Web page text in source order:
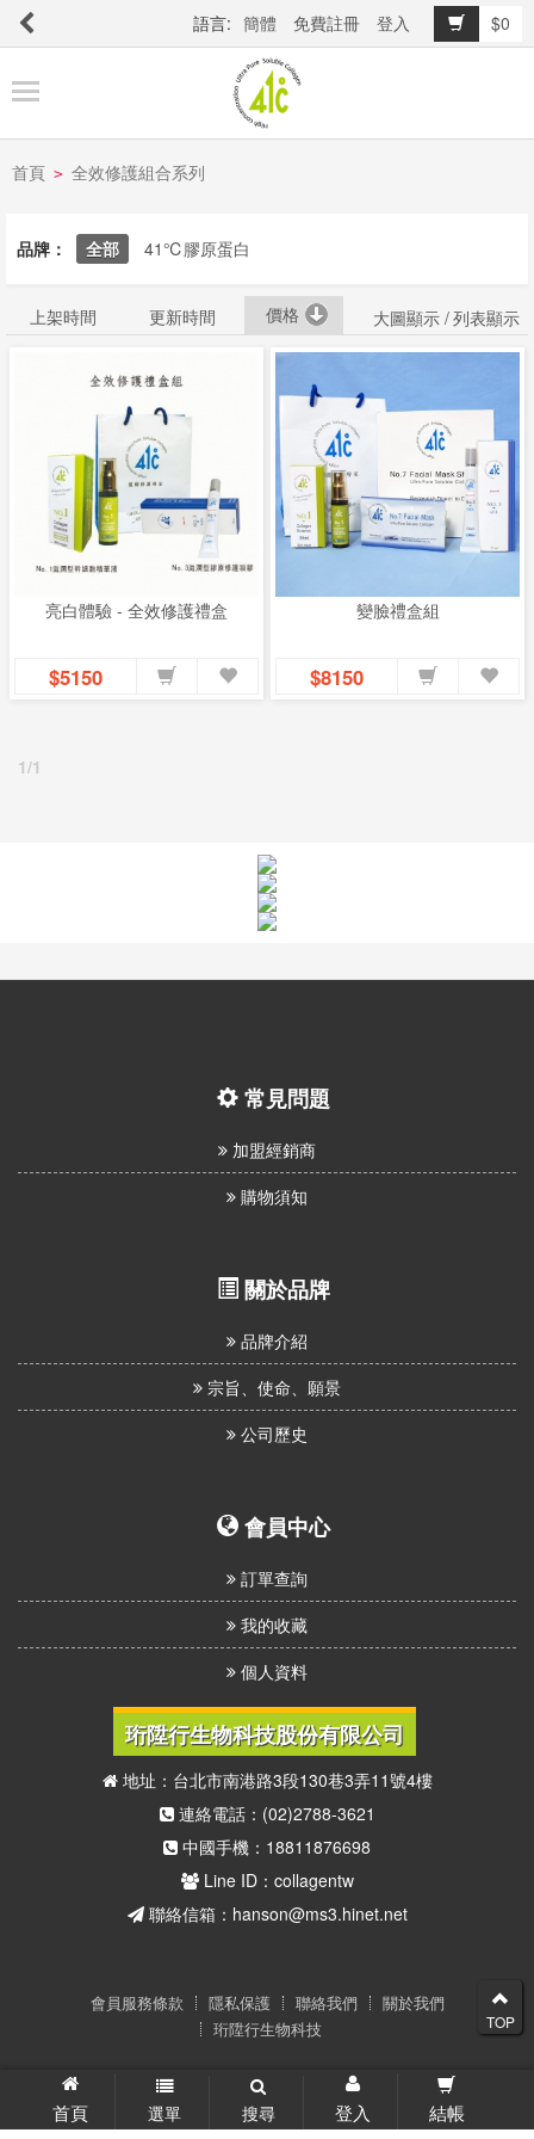
語言: 簡體 免費註冊 登入 $0
首頁 選單 搜尋 登入 結帳
品
窗
關
品
園
首頁 > 全效修護組合系列
品牌： 全部 41℃膠原蛋白
上架時間 更新時間 價格 大圖顯示 /列表顯示
亮白體驗 - 全效修護禮盒
$5150
變臉禮盒組
$8150
1/1
常見問題
加盟經銷商
購物須知
關於品牌
品牌介紹
宗旨、使命、願景
公司歷史
會員中心
訂單查詢
我的收藏
個人資料
珩陞行生物科技股份有限公司
地址：台北市南港路3段130巷3弄11號4樓
連絡電話：(02)2788-3621
中國手機：18811876698
Line ID：collagentw
聯絡信箱：hanson@ms3.hinet.net
會員服務條款 隱私保護 聯絡我們
關於我們
珩陞行生物科技
© 2026 41度C膠原蛋白代言人(珩陞行生物科技) 版權所有
TOP